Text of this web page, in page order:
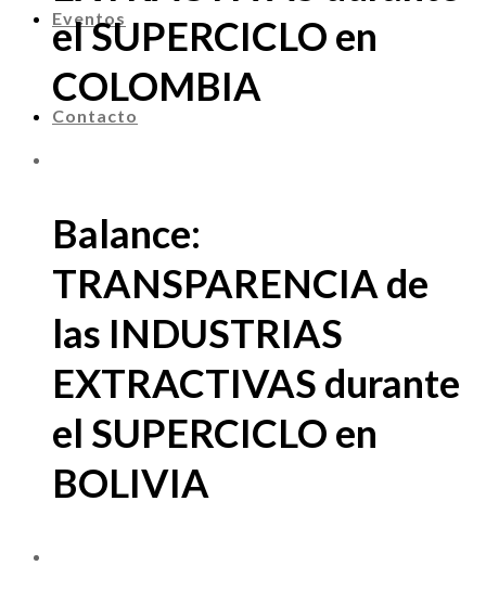
Eventos
Contacto
el SUPERCICLO en
COLOMBIA
Balance:
TRANSPARENCIA de
las INDUSTRIAS
EXTRACTIVAS durante
el SUPERCICLO en
BOLIVIA